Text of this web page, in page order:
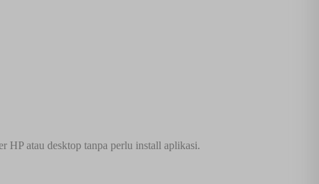
HP atau desktop tanpa perlu install aplikasi.